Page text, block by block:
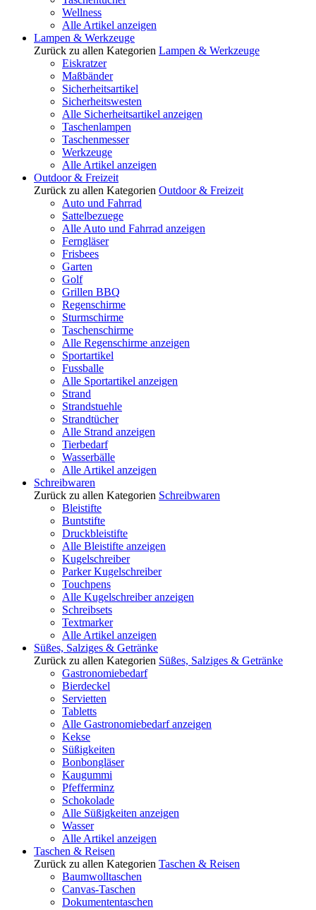
Wellness
Alle Artikel anzeigen
Lampen & Werkzeuge
Zurück zu allen Kategorien Lampen & Werkzeuge
Eiskratzer
Maßbänder
Sicherheitsartikel
Sicherheitswesten
Alle Sicherheitsartikel anzeigen
Taschenlampen
Taschenmesser
Werkzeuge
Alle Artikel anzeigen
Outdoor & Freizeit
Zurück zu allen Kategorien Outdoor & Freizeit
Auto und Fahrrad
Sattelbezuege
Alle Auto und Fahrrad anzeigen
Ferngläser
Frisbees
Garten
Golf
Grillen BBQ
Regenschirme
Sturmschirme
Taschenschirme
Alle Regenschirme anzeigen
Sportartikel
Fussballe
Alle Sportartikel anzeigen
Strand
Strandstuehle
Strandtücher
Alle Strand anzeigen
Tierbedarf
Wasserbälle
Alle Artikel anzeigen
Schreibwaren
Zurück zu allen Kategorien Schreibwaren
Bleistifte
Buntstifte
Druckbleistifte
Alle Bleistifte anzeigen
Kugelschreiber
Parker Kugelschreiber
Touchpens
Alle Kugelschreiber anzeigen
Schreibsets
Textmarker
Alle Artikel anzeigen
Süßes, Salziges & Getränke
Zurück zu allen Kategorien Süßes, Salziges & Getränke
Gastronomiebedarf
Bierdeckel
Servietten
Tabletts
Alle Gastronomiebedarf anzeigen
Kekse
Süßigkeiten
Bonbongläser
Kaugummi
Pfefferminz
Schokolade
Alle Süßigkeiten anzeigen
Wasser
Alle Artikel anzeigen
Taschen & Reisen
Zurück zu allen Kategorien Taschen & Reisen
Baumwolltaschen
Canvas-Taschen
Dokumententaschen